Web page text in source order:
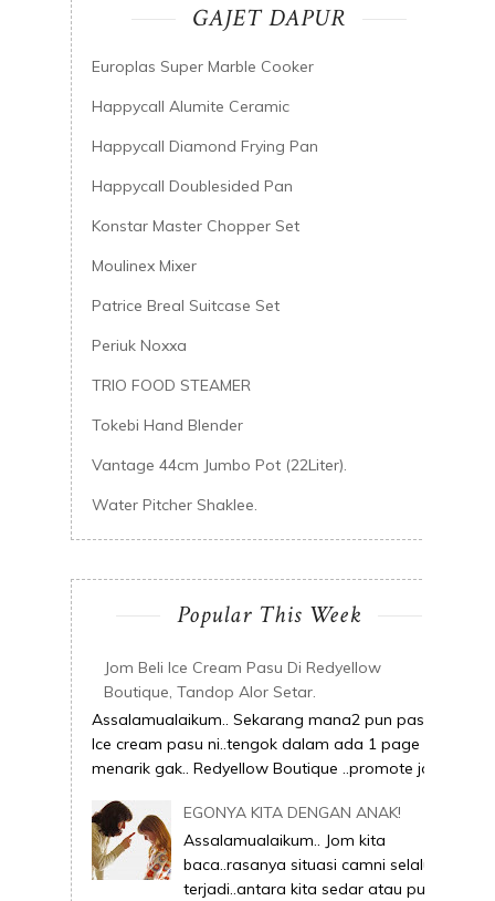
GAJET DAPUR
Europlas Super Marble Cooker
Happycall Alumite Ceramic
Happycall Diamond Frying Pan
Happycall Doublesided Pan
Konstar Master Chopper Set
Moulinex Mixer
Patrice Breal Suitcase Set
Periuk Noxxa
TRIO FOOD STEAMER
Tokebi Hand Blender
Vantage 44cm Jumbo Pot (22Liter).
Water Pitcher Shaklee.
Popular This Week
Jom Beli Ice Cream Pasu Di Redyellow
Boutique, Tandop Alor Setar.
Assalamualaikum.. Sekarang mana2 pun pasai
Ice cream pasu ni..tengok dalam ada 1 page ni
menarik gak.. Redyellow Boutique ..promote joi...
EGONYA KITA DENGAN ANAK!
Assalamualaikum.. Jom kita
baca..rasanya situasi camni selalu
terjadi..antara kita sedar atau pun